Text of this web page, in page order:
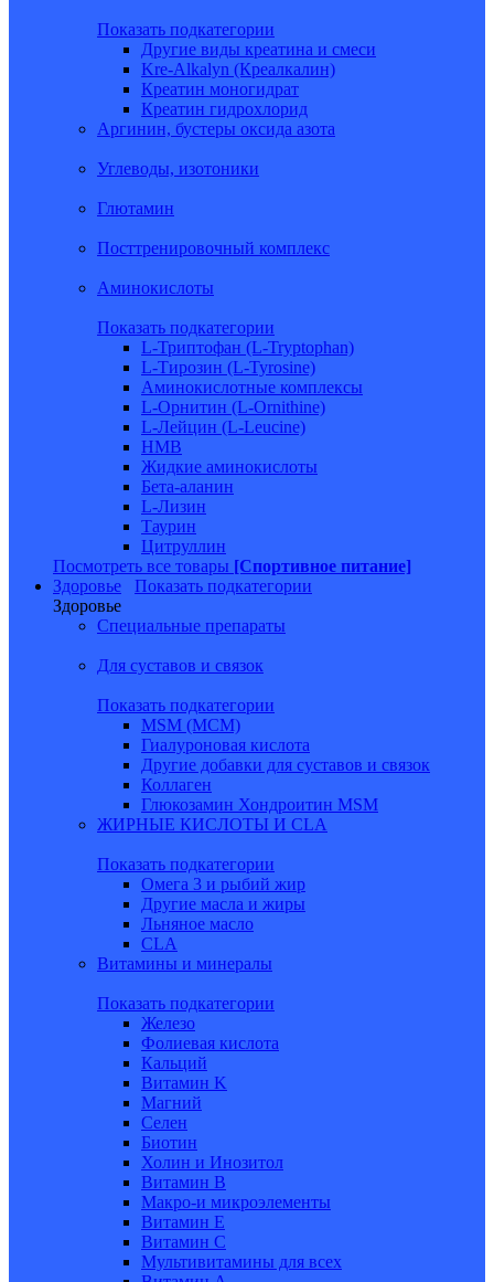
Показать подкатегории
Другие виды креатина и смеси
Kre-Alkalyn (Креалкалин)
Креатин моногидрат
Креатин гидрохлорид
Аргинин, бустеры оксида азота
Углеводы, изотоники
Глютамин
Посттренировочный комплекс
Аминокислоты
Показать подкатегории
L-Триптофан (L-Tryptophan)
L-Тирозин (L-Tyrosine)
Аминокислотные комплексы
L-Орнитин (L-Ornithine)
L-Лейцин (L-Leucine)
HMB
Жидкие аминокислоты
Бета-аланин
L-Лизин
Таурин
Цитруллин
Посмотреть все товары [Спортивное питание]
Здоровье
Показать подкатегории
Здоровье
Специальные препараты
Для суставов и связок
Показать подкатегории
MSM (МСМ)
Гиалуроновая кислота
Другие добавки для суставов и связок
Коллаген
Глюкозамин Хондроитин MSM
ЖИРНЫЕ КИСЛОТЫ И CLA
Показать подкатегории
Омега 3 и рыбий жир
Другие масла и жиры
Льняное масло
CLA
Витамины и минералы
Показать подкатегории
Железо
Фолиевая кислота
Кальций
Витамин K
Магний
Селен
Биотин
Холин и Инозитол
Витамин B
Макро-и микроэлементы
Витамин Е
Витамин С
Мультивитамины для всех